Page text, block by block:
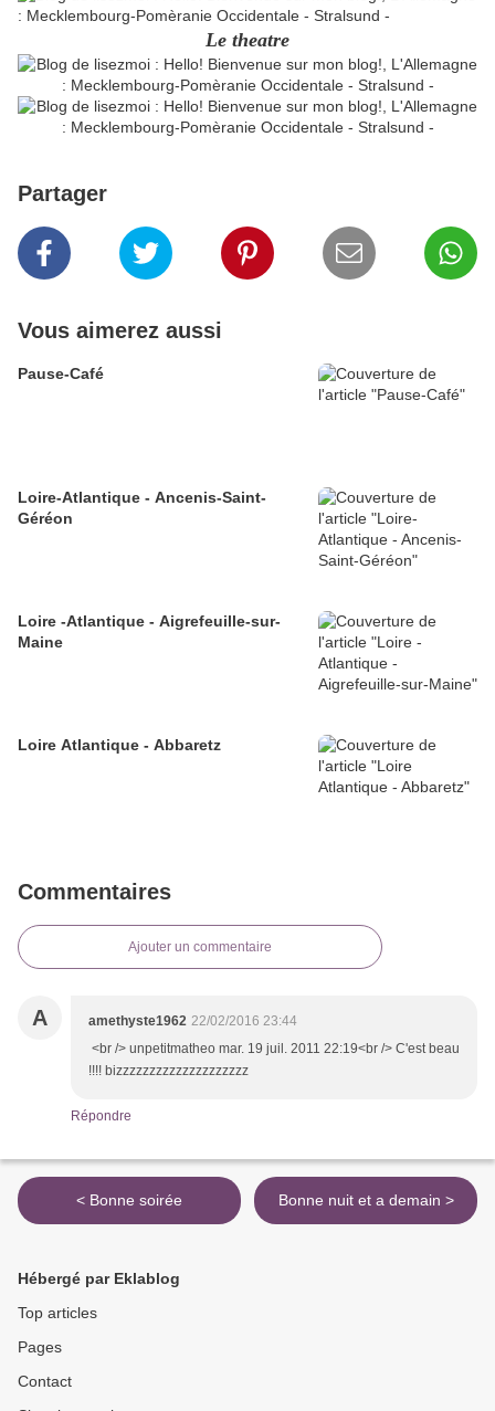
Le theatre
Partager
Vous aimerez aussi
Pause-Café
Loire-Atlantique - Ancenis-Saint-
Géréon
Loire -Atlantique - Aigrefeuille-sur-
Maine
Loire Atlantique - Abbaretz
Commentaires
Ajouter un commentaire
A amethyste1962 22/02/2016 23:44
<br /> unpetitmatheo mar. 19 juil. 2011 22:19<br /> C'est beau
!!!! bizzzzzzzzzzzzzzzzzzzz
Répondre
< Bonne soirée Bonne nuit et a demain >
Hébergé par Eklablog
Top articles
Pages
Contact